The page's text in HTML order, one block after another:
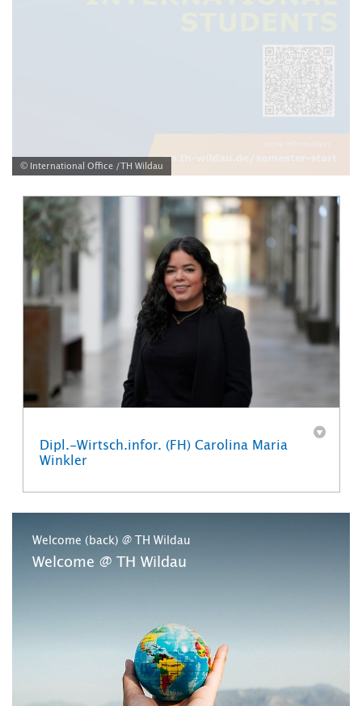
© International Office /TH Wildau
Dipl.-Wirtsch.infor. (FH) Carolina Maria
Winkler
Welcome (back) @ TH Wildau
Welcome @ TH Wildau